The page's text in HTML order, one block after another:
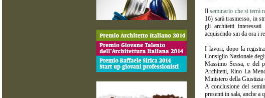
Ilseminario che si terrà
16) sarà trasmesso, in
gli architetti interessati
acquisendo sin da ora i
I lavori, dopo la
Consiglio Nazionale
Massimo Sessa, e del
Architetti, Rino La
Ministero della Giustizia
A conclusione del
presenti in sala, anche a